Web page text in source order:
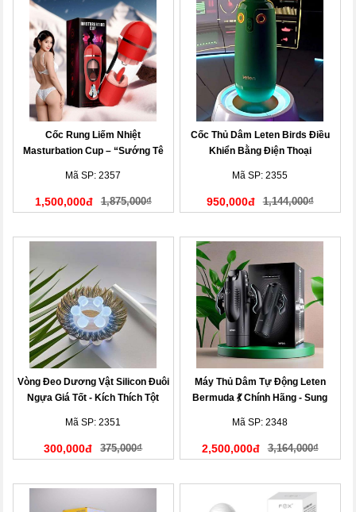
Cốc Rung Liếm Nhiệt
Masturbation Cup – “Sướng Tê
Mã SP: 2357
1,500,000đ 1,875,000₫
Cốc Thủ Dâm Leten Birds Điều
Khiển Bằng Điện Thoại
Mã SP: 2355
950,000đ 1,144,000₫
Vòng Đeo Dương Vật Silicon Đuôi
Ngựa Giá Tốt - Kích Thích Tột
Mã SP: 2351
300,000đ 375,000₫
Máy Thủ Dâm Tự Động Leten
Bermuda 💃 Chính Hãng - Sung
Mã SP: 2348
2,500,000đ 3,164,000₫